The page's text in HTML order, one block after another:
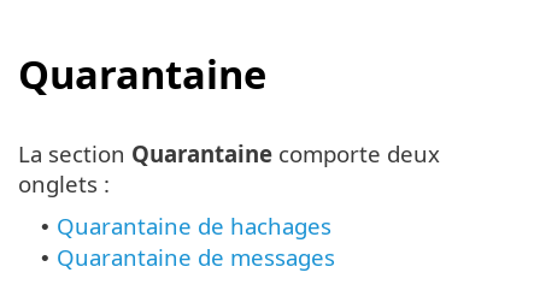
Quarantaine
La section Quarantaine comporte deux
onglets :
• Quarantaine de hachages
• Quarantaine de messages